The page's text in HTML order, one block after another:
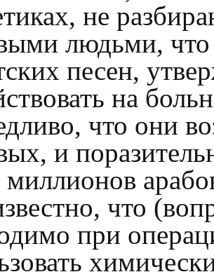
не
людьми,
песен,
на
что они
и
миллионов
что
при